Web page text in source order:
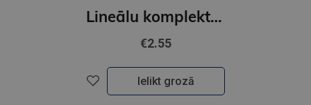
Lineālu komplekts, 4 priekšemti, FOOTBALL, Junior
€2.55
Ielikt grozā